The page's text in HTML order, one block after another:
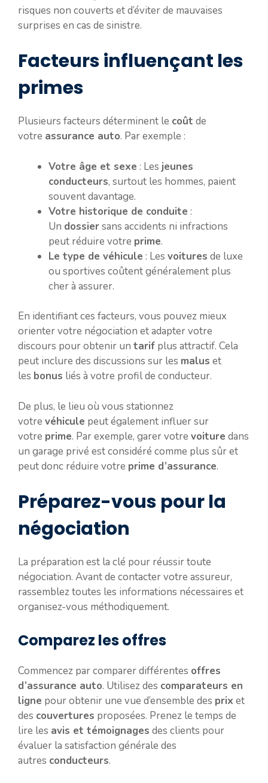
risques non couverts et d’éviter de mauvaises
surprises en cas de sinistre.
Facteurs influençant les
primes
Plusieurs facteurs déterminent le coût de
votre assurance auto. Par exemple :
Votre âge et sexe : Les jeunes
conducteurs, surtout les hommes, paient
souvent davantage.
Votre historique de conduite :
Un dossiersans accidents ni infractions
peut réduire votre prime.
Le type de véhicule : Les voitures de luxe
ou sportives coûtent généralement plus
cher à assurer.
En identifiant ces facteurs, vous pouvez mieux
orienter votre négociation et adapter votre
discours pour obtenir un tarif plus attractif. Cela
peut inclure des discussions sur les malus et
les bonus liés à votre profil de conducteur.
De plus, le lieu où vous stationnez
votre véhicule peut également influer sur
votre prime. Par exemple, garer votre voiture dans
un garage privé est considéré comme plus sûr et
peut donc réduire votre prime d’assurance.
Préparez-vous pour la
négociation
La préparation est la clé pour réussir toute
négociation. Avant de contacter votre assureur,
rassemblez toutes les informations nécessaires et
organisez-vous méthodiquement.
Comparez les offres
Commencez par comparer différentes offres
d’assurance auto. Utilisez des comparateurs en
ligne pour obtenir une vue d’ensemble des prix et
des couvertures proposées. Prenez le temps de
lire les avis et témoignages des clients pour
évaluer la satisfaction générale des
autres conducteurs.